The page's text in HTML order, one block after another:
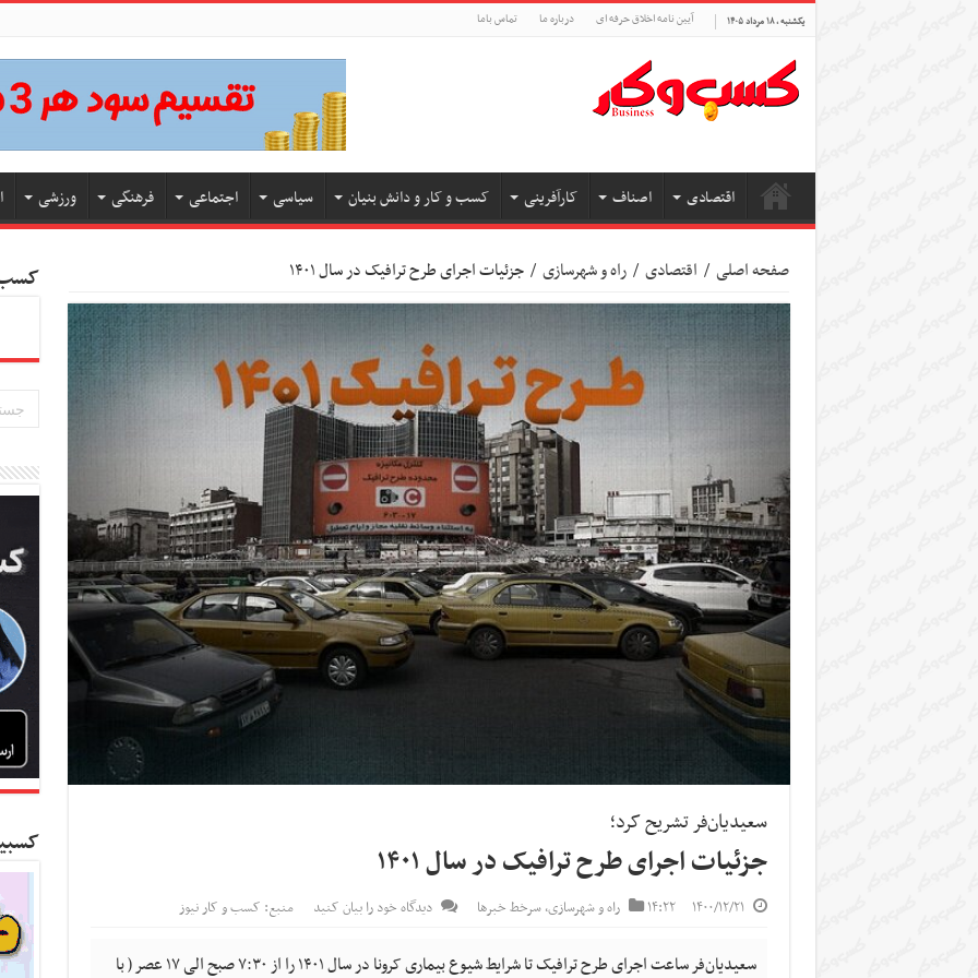
یکشنبه , ۱۸ مرداد ۱۴۰۵ آیین نامه اخلاق حرفه ای درباره ما تماس باما
اقتصادی اصناف کارآفرینی کسب و کار و دانش بنیان سیاسی اجتماعی فرهنگی ورزشی
صفحه اصلی / اقتصادی / راه و شهرسازی / جزئیات اجرای طرح ترافیک در سال ۱۴۰۱
سعیدیان‌فر تشریح کرد؛
جزئیات اجرای طرح ترافیک در سال ۱۴۰۱
۱۴۰۰/۱۲/۲۱ ۱۴:۲۲ راه و شهرسازی,سرخط خبرها دیدگاه خود را بیان کنید منبع: کسب و کار نیوز
سعیدیان‌فر ساعت اجرای طرح ترافیک تا شرایط شیوع بیماری کرونا در سال ۱۴۰۱ را از ۷:۳۰ صبح الی ۱۷ عصر ( با
کسب